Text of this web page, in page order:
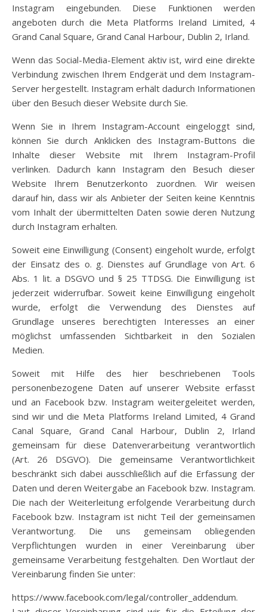
Instagram eingebunden. Diese Funktionen werden
angeboten durch die Meta Platforms Ireland Limited, 4
Grand Canal Square, Grand Canal Harbour, Dublin 2, Irland.
Wenn das Social-Media-Element aktiv ist, wird eine direkte
Verbindung zwischen Ihrem Endgerät und dem Instagram-
Server hergestellt. Instagram erhält dadurch Informationen
über den Besuch dieser Website durch Sie.
Wenn Sie in Ihrem Instagram-Account eingeloggt sind,
können Sie durch Anklicken des Instagram-Buttons die
Inhalte dieser Website mit Ihrem Instagram-Profil
verlinken. Dadurch kann Instagram den Besuch dieser
Website Ihrem Benutzerkonto zuordnen. Wir weisen
darauf hin, dass wir als Anbieter der Seiten keine Kenntnis
vom Inhalt der übermittelten Daten sowie deren Nutzung
durch Instagram erhalten.
Soweit eine Einwilligung (Consent) eingeholt wurde, erfolgt
der Einsatz des o. g. Dienstes auf Grundlage von Art. 6
Abs. 1 lit. a DSGVO und § 25 TTDSG. Die Einwilligung ist
jederzeit widerrufbar. Soweit keine Einwilligung eingeholt
wurde, erfolgt die Verwendung des Dienstes auf
Grundlage unseres berechtigten Interesses an einer
möglichst umfassenden Sichtbarkeit in den Sozialen
Medien.
Soweit mit Hilfe des hier beschriebenen Tools
personenbezogene Daten auf unserer Website erfasst
und an Facebook bzw. Instagram weitergeleitet werden,
sind wir und die Meta Platforms Ireland Limited, 4 Grand
Canal Square, Grand Canal Harbour, Dublin 2, Irland
gemeinsam für diese Datenverarbeitung verantwortlich
(Art. 26 DSGVO). Die gemeinsame Verantwortlichkeit
beschränkt sich dabei ausschließlich auf die Erfassung der
Daten und deren Weitergabe an Facebook bzw. Instagram.
Die nach der Weiterleitung erfolgende Verarbeitung durch
Facebook bzw. Instagram ist nicht Teil der gemeinsamen
Verantwortung. Die uns gemeinsam obliegenden
Verpflichtungen wurden in einer Vereinbarung über
gemeinsame Verarbeitung festgehalten. Den Wortlaut der
Vereinbarung finden Sie unter:
https://www.facebook.com/legal/controller_addendum.